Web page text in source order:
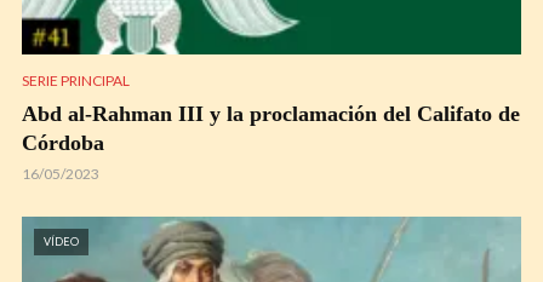
SERIE PRINCIPAL
Abd al-Rahman III y la proclamación del Califato de
Córdoba
16/05/2023
VÍDEO